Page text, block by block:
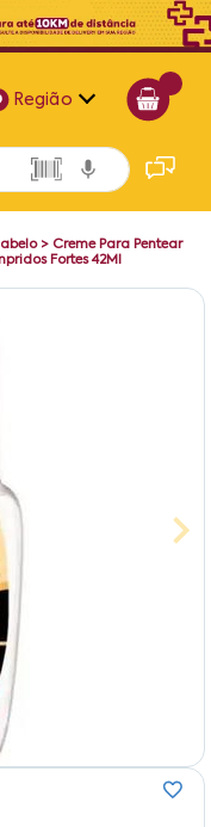
Região
Alagoas
Bahia
Paraíba
> Creme Para Pentear
Fortes 42Ml